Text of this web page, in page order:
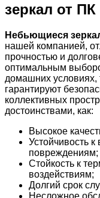
зеркал от ПК
Небьющиеся
нашей компанией,
прочностью и
оптимальным
домашних условиях,
гарантируют
коллективных
достоинствами, как:
Высокое
Устойчивость
повреждениям;
Стойкость к
воздействиям;
Долгий срок